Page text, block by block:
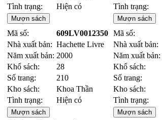
Tình trạng:
Hiện có
Mượn sách
Tình trạng:
Mượn sách
Mã số:
609LV0012350
Nhà xuất bản: Hachette Livre
Năm xuất bản: 2000
Khổ sách:
28
Số trang:
210
Kho sách:
Khoa Thần
Tình trạng:
Hiện có
Mượn sách
Mã số:
Nhà xuất bản:
Năm xuất bản:
Khổ sách:
Số trang:
Kho sách:
Tình trạng:
Mượn sách